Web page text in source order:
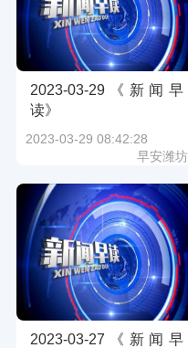
2023-03-29《新闻早
读》
2023-03-29 08:42:28
早安潍坊
2023-03-27《新闻早